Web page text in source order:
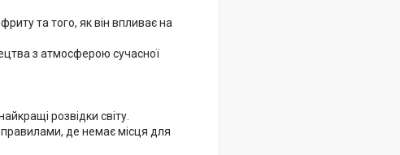
та того, як він впливає на
з атмосферою сучасної
розвідки світу.
де немає місця для